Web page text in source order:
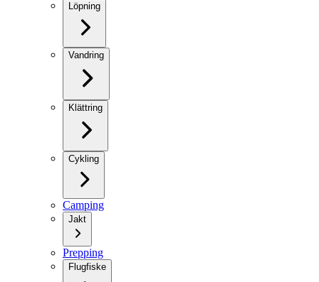
Löpning
Vandring
Klättring
Cykling
Camping
Jakt
Prepping
Flugfiske